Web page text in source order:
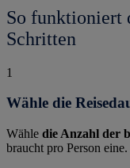
So funktioniert
Schritten
1
Wähle die
Wähle die Anzahl der
braucht pro Person eine.